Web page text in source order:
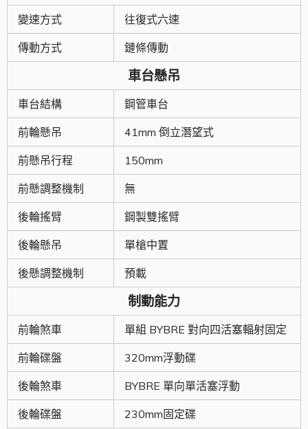
變速方式 往復式六速
傳動方式 鏈條傳動
車台懸吊
車台結構 鋼管車台
前輪懸吊 41mm 倒立潛望式
前懸吊行程 150mm
前懸調整機制 無
後輪搖臂 鋼製雙搖臂
後輪懸吊 單槍中置
後懸調整機制 預載
制動能力
前輪煞車 單組 BYBRE 對向四活塞輻射固定
前輪碟盤 320mm浮動碟
後輪煞車 BYBRE 單向單活塞浮動
後輪碟盤 230mm固定碟